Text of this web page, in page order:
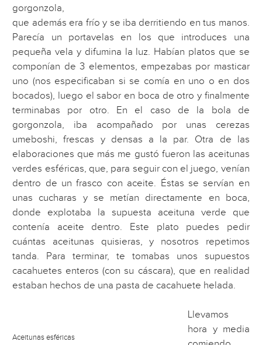
gorgonzola,
que además era frío y se iba derritiendo en tus manos.
Parecía un portavelas en los que introduces una
pequeña vela y difumina la luz. Habían platos que se
componían de 3 elementos, empezabas por masticar
uno (nos especificaban si se comía en uno o en dos
bocados), luego el sabor en boca de otro y finalmente
terminabas por otro. En el caso de la bola de
gorgonzola, iba acompañado por unas cerezas
umeboshi, frescas y densas a la par. Otra de las
elaboraciones que más me gustó fueron las aceitunas
verdes esféricas, que, para seguir con el juego, venían
dentro de un frasco con aceite. Éstas se servían en
unas cucharas y se metían directamente en boca,
donde explotaba la supuesta aceituna verde que
contenía aceite dentro. Este plato puedes pedir
cuántas aceitunas quisieras, y nosotros repetimos
tanda. Para terminar, te tomabas unos supuestos
cacahuetes enteros (con su cáscara), que en realidad
estaban hechos de una pasta de cacahuete helada.
Aceitunas esféricas
Llevamos
hora y media